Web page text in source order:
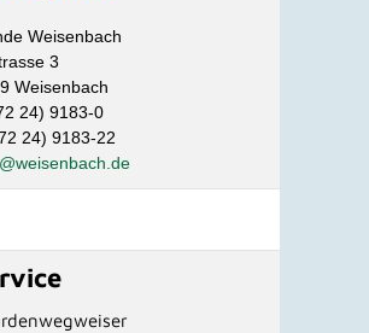
Weisenbach
3
Weisenbach
24) 9183-0
24) 9183-22